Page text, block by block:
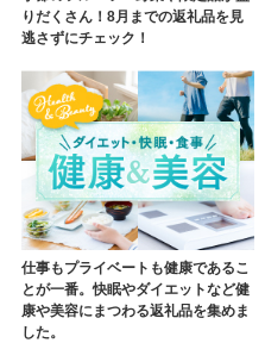
りだくさん！8月までの返礼品を見
逃さずにチェック！
仕事もプライベートも健康であるこ
とが一番。快眠やダイエットなど健
康や美容にまつわる返礼品を集めま
した。